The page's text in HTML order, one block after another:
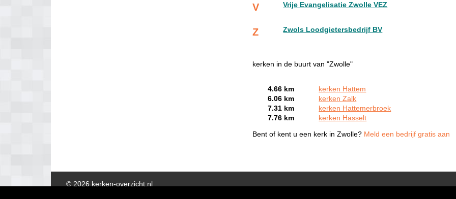
V Vrije Evangelisatie Zwolle VEZ
Z Zwols Loodgietersbedrijf BV
kerken in de buurt van "Zwolle"
4.66 km
kerken Hattem
6.06 km
kerken Zalk
7.31 km
kerken Hattemerbroek
7.76 km
kerken Hasselt
Bent of kent u een kerk in Zwolle? Meld een bedrijf gratis aan
© 2026 kerken-overzicht.nl